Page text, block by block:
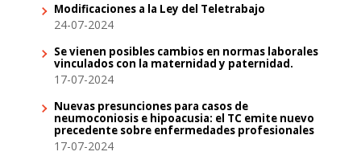
Modificaciones a la Ley del Teletrabajo
24-07-2024
Se vienen posibles cambios en normas laborales
vinculados con la maternidad y paternidad.
17-07-2024
Nuevas presunciones para casos de
neumoconiosis e hipoacusia: el TC emite nuevo
precedente sobre enfermedades profesionales
17-07-2024